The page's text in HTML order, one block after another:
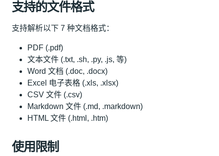
支持的文件格式
支持解析以下 7 种文档格式：
PDF (.pdf)
文本文件 (.txt, .sh, .py, .js, 等)
Word 文档 (.doc, .docx)
Excel 电子表格 (.xls, .xlsx)
CSV 文件 (.csv)
Markdown 文件 (.md, .markdown)
HTML 文件 (.html, .htm)
使用限制